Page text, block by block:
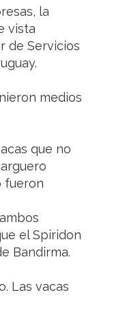
la
vista
de Servicios
medios
que no
fueron
el Spiridon
Bandirma.
Las vacas